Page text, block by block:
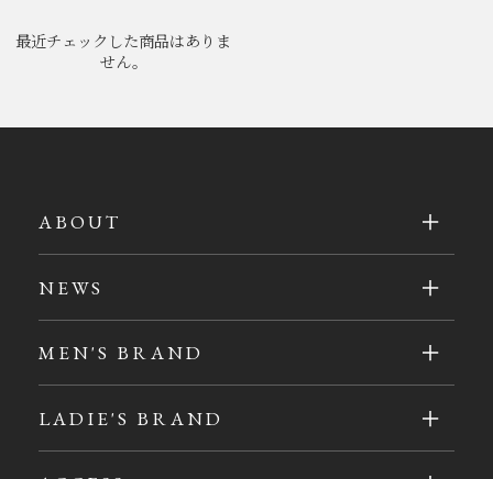
最近チェックした商品はありま
せん。
ABOUT
NEWS
MEN'S BRAND
LADIE'S BRAND